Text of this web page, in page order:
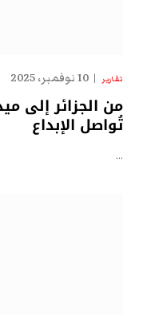
تقارير 10 نوفمبر، 2025
من الجزائر إلى
تُواصل الإبداع
…